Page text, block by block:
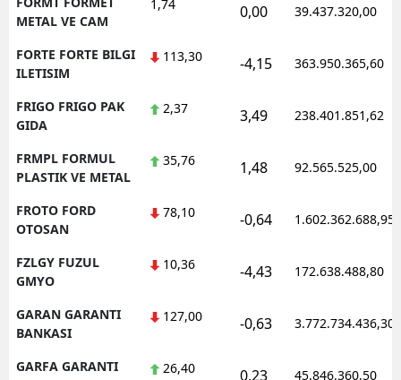
METAL VE CAM
1,74 0,00 39.437.320,00
FORTE FORTE BILGI
ILETISIM
113,30 -4,15 363.950.365,60
FRIGO FRIGO PAK
GIDA
2,37 3,49 238.401.851,62
FRMPL FORMUL
PLASTIK VE METAL
35,76 1,48 92.565.525,00
FROTO FORD
OTOSAN
78,10 -0,64 1.602.362.688,95
FZLGY FUZUL
GMYO
10,36 -4,43 172.638.488,80
GARAN GARANTI
BANKASI
127,00 -0,63 3.772.734.436,30
GARFA GARANTI
26,40 0,23 45.846.360,50